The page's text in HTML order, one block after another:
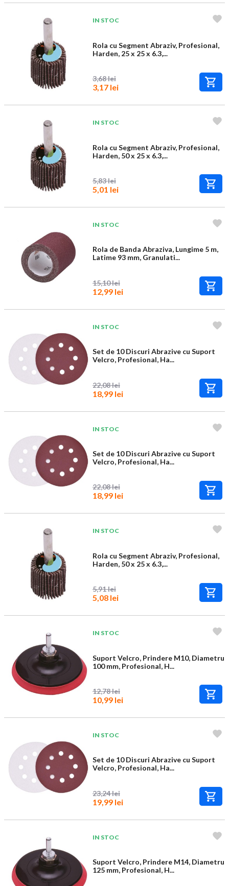
IN STOC
Rola cu Segment Abraziv, Profesional,
Harden, 25 x 25 x 6.3,...
3,68 lei
3,17 lei
IN STOC
Rola cu Segment Abraziv, Profesional,
Harden, 50 x 25 x 6.3,...
5,83 lei
5,01 lei
IN STOC
Rola de Banda Abraziva, Lungime 5 m,
Latime 93 mm, Granulati...
15,10 lei
12,99 lei
IN STOC
Set de 10 Discuri Abrazive cu Suport
Velcro, Profesional, Ha...
22,08 lei
18,99 lei
IN STOC
Set de 10 Discuri Abrazive cu Suport
Velcro, Profesional, Ha...
22,08 lei
18,99 lei
IN STOC
Rola cu Segment Abraziv, Profesional,
Harden, 50 x 25 x 6.3,...
5,91 lei
5,08 lei
IN STOC
Suport Velcro, Prindere M10, Diametru
100 mm, Profesional, H...
12,78 lei
10,99 lei
IN STOC
Set de 10 Discuri Abrazive cu Suport
Velcro, Profesional, Ha...
23,24 lei
19,99 lei
IN STOC
Suport Velcro, Prindere M14, Diametru
125 mm, Profesional, H...